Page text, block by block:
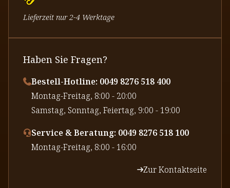
Lieferzeit nur 2-4 Werktage
Haben Sie Fragen?
Bestell-Hotline: 0049 8276 518 400
⁠Montag-Freitag, 8:00 - 20:00
⁠Samstag, Sonntag, Feiertag, 9:00 - 19:00
Service & Beratung: 0049 8276 518 100
⁠Montag-Freitag, 8:00 - 16:00
Zur Kontaktseite